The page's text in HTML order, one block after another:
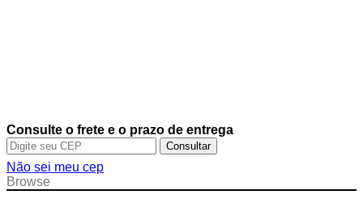
Consulte o frete e o prazo de entrega
Consultar
Não sei meu cep
Browse